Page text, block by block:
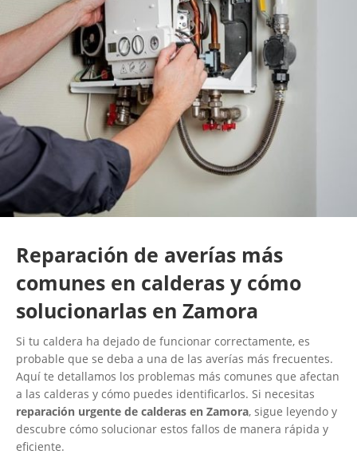
Reparación de averías más
comunes en calderas y cómo
solucionarlas en Zamora
Si tu caldera ha dejado de funcionar correctamente, es
probable que se deba a una de las averías más frecuentes.
Aquí te detallamos los problemas más comunes que afectan
a las calderas y cómo puedes identificarlos. Si necesitas
reparación urgente de calderas en Zamora, sigue leyendo y
descubre cómo solucionar estos fallos de manera rápida y
eficiente.